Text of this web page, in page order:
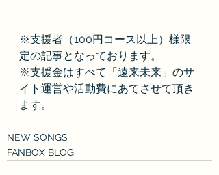
※支援者（100円コース以上）様限
定の記事となっております。
※支援金はすべて「遠来未来」のサ
イト運営や活動費にあてさせて頂き
ます。
NEW SONGS
FANBOX BLOG